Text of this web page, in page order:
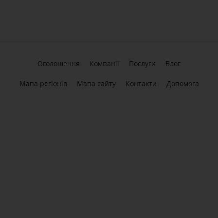
Оголошення Компанії Послуги Блог
Мапа регіонів Мапа сайту Контакти Допомога